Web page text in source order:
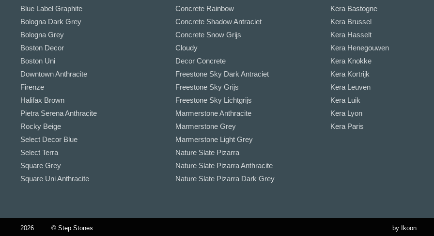
Blue Label Graphite
Bologna Dark Grey
Bologna Grey
Boston Decor
Boston Uni
Downtown Anthracite
Firenze
Halifax Brown
Pietra Serena Anthracite
Rocky Beige
Select Decor Blue
Select Terra
Square Grey
Square Uni Anthracite
Concrete Rainbow
Concrete Shadow Antraciet
Concrete Snow Grijs
Cloudy
Decor Concrete
Freestone Sky Dark Antraciet
Freestone Sky Grijs
Freestone Sky Lichtgrijs
Marmerstone Anthracite
Marmerstone Grey
Marmerstone Light Grey
Nature Slate Pizarra
Nature Slate Pizarra Anthracite
Nature Slate Pizarra Dark Grey
Kera Bastogne
Kera Brussel
Kera Hasselt
Kera Henegouwen
Kera Knokke
Kera Kortrijk
Kera Leuven
Kera Luik
Kera Lyon
Kera Paris
2026 © Step Stones by Ikoon